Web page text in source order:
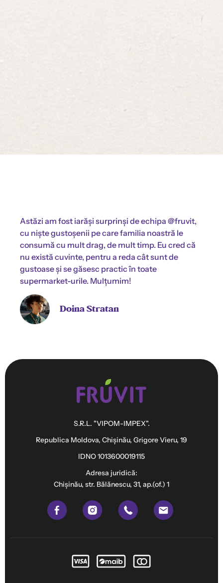
Astăzi am fost iarăși surprinși de echipa @fruvit,
cu niște gustoșenii pe care familia noastră le
consumă cu mult drag, de mult timp. Eu cred că
nu există cuvinte, pentru a reda cât sunt de
gustoase și se găsesc practic în toate
supermarket-urile. Mulțumim!
Doina Stratan
S.R.L. "VIPOM-IMPEX".
Republica Moldova, Chișinău, Grigore Vieru, 19
IDNO 1013600019115
Adresa juridică:
Chişinău, str. Bălănescu, 31, ap.(of.) 1